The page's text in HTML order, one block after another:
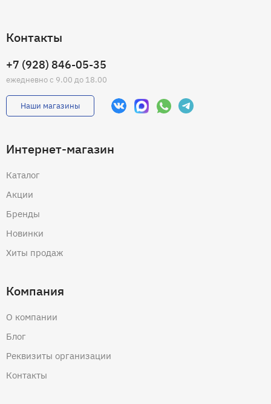
Контакты
+7 (928) 846-05-35
ежедневно с 9.00 до 18.00
Наши магазины
Интернет-магазин
Каталог
Акции
Бренды
Новинки
Хиты продаж
Компания
О компании
Блог
Реквизиты организации
Контакты